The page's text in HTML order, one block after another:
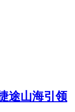
途山海引领